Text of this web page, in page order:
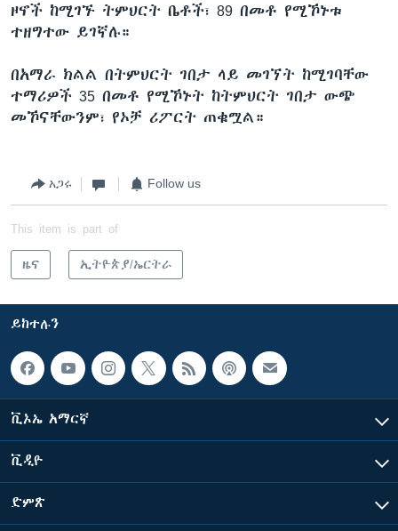
ዞኖች ከሚገኙ ትምህርት ቤቶች፣ 89 በመቶ የሚኾኑቱ
ተዘግተው ይገኛሉ።
በአማራ ክልል በትምህርት ገበታ ላይ መገኘት ከሚገባቸው
ተማሪዎች 35 በመቶ የሚኾኑት ከትምህርት ገበታ ውጭ
መኾናቸውንም፣ የኦቻ ሪፖርት ጠቁሟል።
አጋሩ Follow us
This item is part of
ዜና ኢትዮጵያ/ኤርትራ
ይከተሉን
ቪኦኤ አማርኛ
ቪዲዮ
ድምጽ